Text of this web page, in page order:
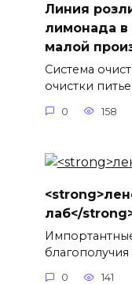
Линия
лимонада
малой
Система
очистки
0 158
лаб</
благополучия
0 141